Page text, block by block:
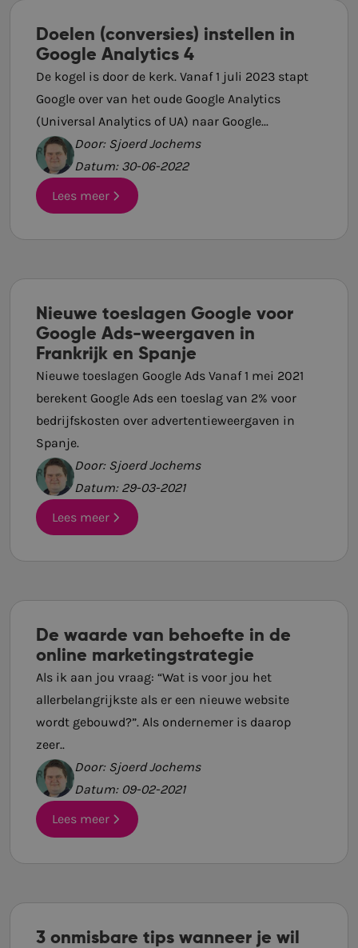
Doelen (conversies) instellen in
Google Analytics 4
De kogel is door de kerk. Vanaf 1 juli 2023 stapt
Google over van het oude Google Analytics
(Universal Analytics of UA) naar Google...
Door: Sjoerd Jochems
Datum: 30-06-2022
Lees meer
Nieuwe toeslagen Google voor
Google Ads-weergaven in
Frankrijk en Spanje
Nieuwe toeslagen Google Ads Vanaf 1 mei 2021
berekent Google Ads een toeslag van 2% voor
bedrijfskosten over advertentieweergaven in
Spanje.
Door: Sjoerd Jochems
Datum: 29-03-2021
Lees meer
De waarde van behoefte in de
online marketingstrategie
Als ik aan jou vraag: “Wat is voor jou het
allerbelangrijkste als er een nieuwe website
wordt gebouwd?”. Als ondernemer is daarop
zeer..
Door: Sjoerd Jochems
Datum: 09-02-2021
Lees meer
3 onmisbare tips wanneer je wil